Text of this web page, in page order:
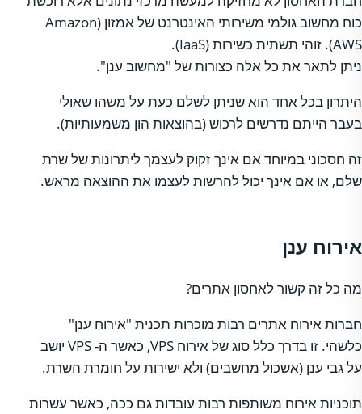
כוח מחשוב גולמי משירותי האינטרנט של אמזון (Amazon
AWS). זוהי תשתית כשירות (IaaS).
ניתן לתאר את כל אלה כצורות של "מחשוב ענן".
היתרון בכל אחד הוא שניתן לשלם כעת על משהו שאולי
בעבר הייתם נדרשים לרכוש (בהוצאות הון משמעותיות).
זה חסכוני במיוחד אם אינך זקוק לעצמך ליתרונות של שרת
שלם, או אם אינך יכול להרשות לעצמו את ההוצאה מראש.
אירוח ענן
מה כל זה קשור לאחסון אתרים?
חברות אירוח אתרים רבות מוכרות תכנית "אירוח ענן"
כלשהי. זו בדרך כלל סוג של אירוח VPS, כאשר ה- VPS יושב
על גבי ענן (אשכול מחשבים) ולא ישירות על חומרת השרת.
תוכניות אירוח משותפות רבות עובדות גם ככה, כאשר עשרות